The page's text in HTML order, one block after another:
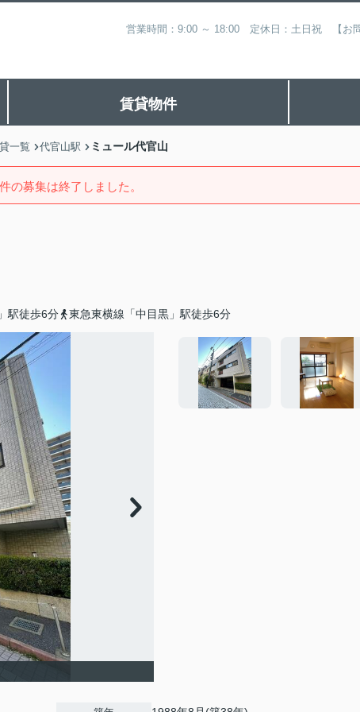
営業時間：9:00 ～ 18:00 定休日：土日祝 【お問
賃貸物件
一覧 代官山駅 ミュール代官山
の募集は終了しました。
駅徒歩6分 東急東横線「中目黒」駅徒歩6分